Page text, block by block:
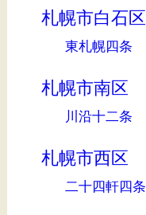
札幌市白石区
東札幌四条
札幌市南区
川沿十二条
札幌市西区
二十四軒四条